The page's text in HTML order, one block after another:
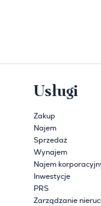
Usługi
Zakup
Najem
Sprzedaż
Wynajem
Najem
Inwestycje
PRS
Zarządzanie